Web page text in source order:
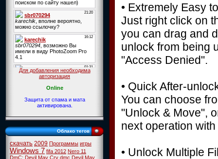
Для добавления необходима
авторизация
Online
Защита от спама и мата
активирована.
Облако тегов
скачать 2009 Программы игры
Windows 7 fifa 2012 Nero 11
DmC: Devil May Cry dmc Devil May
• Extremely Easy
Just right click on
you can drag and
unlock from being
"Access Denied".
• Quick After-
You can choose
"Unlock & Move",
next operation
• Unlock Multiple